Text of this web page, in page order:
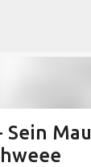
Sein